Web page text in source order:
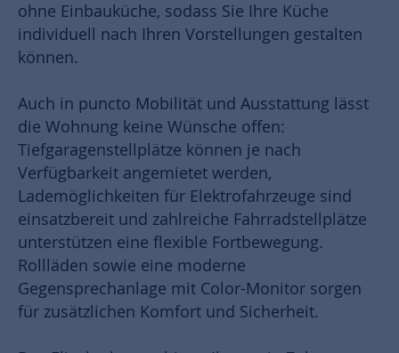
ohne Einbauküche, sodass Sie Ihre Küche
individuell nach Ihren Vorstellungen gestalten
können.
Auch in puncto Mobilität und Ausstattung lässt
die Wohnung keine Wünsche offen:
Tiefgaragenstellplätze können je nach
Verfügbarkeit angemietet werden,
Lademöglichkeiten für Elektrofahrzeuge sind
einsatzbereit und zahlreiche Fahrradstellplätze
unterstützen eine flexible Fortbewegung.
Rollläden sowie eine moderne
Gegensprechanlage mit Color-Monitor sorgen
für zusätzlichen Komfort und Sicherheit.